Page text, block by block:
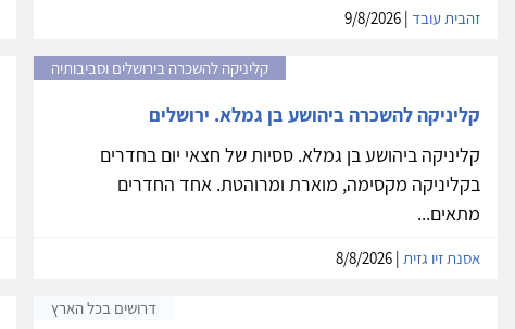
זהבית עובד
קליניקה להשכרה בירושלים וסביבותיה
קליניקה להשכרה ביהושע בן גמלא. ירושלים
קליניקה ביהושע בן גמלא. ססיות של חצאי יום בחדרים
בקליניקה מקסימה, מוארת ומרוהטת. אחד החדרים
מתאים...
אסנת זיו גזית
דרושים בכל הארץ